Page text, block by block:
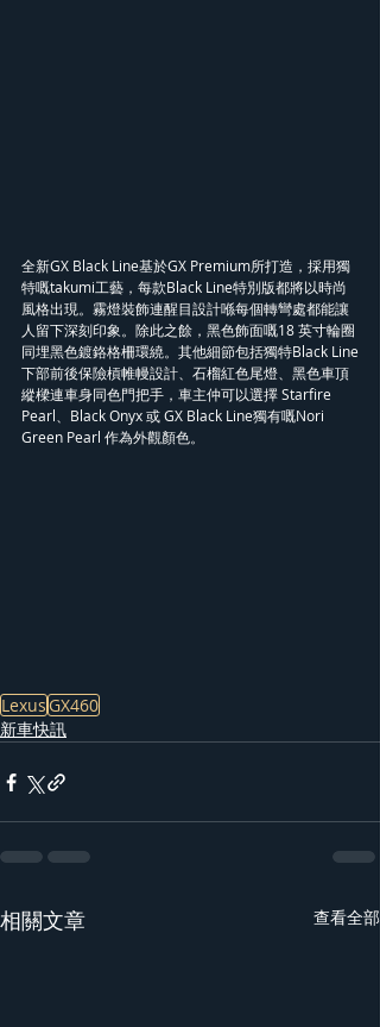
全新GX Black Line基於GX Premium所打造，採用獨
特嘅takumi工藝，每款Black Line特別版都將以時尚
風格出現。霧燈裝飾連醒目設計喺每個轉彎處都能讓
人留下深刻印象。除此之餘，黑色飾面嘅18 英寸輪圈
同埋黑色鍍鉻格柵環繞。其他細節包括獨特Black Line
下部前後保險槓帷幔設計、石榴紅色尾燈、黑色車頂
縱樑連車身同色門把手，車主仲可以選擇 Starfire
Pearl、Black Onyx 或 GX Black Line獨有嘅Nori
Green Pearl 作為外觀顏色。
LexusGX460
新車快訊
相關文章 查看全部